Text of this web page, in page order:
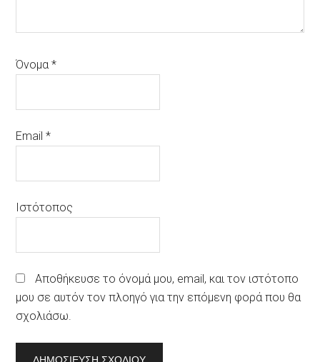
Όνομα*
Email*
Ιστότοπος
Αποθήκευσε το όνομά μου, email, και τον ιστότοπο
μου σε αυτόν τον πλοηγό για την επόμενη φορά που θα
σχολιάσω.